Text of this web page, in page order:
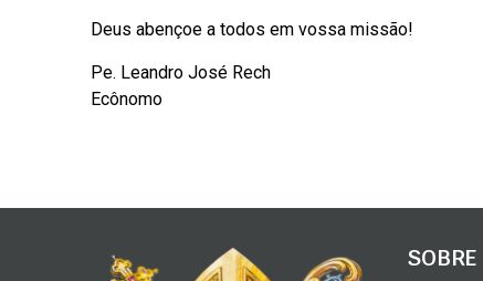
Deus abençoe a todos em vossa missão!
Pe. Leandro José Rech
Ecônomo
SOBRE